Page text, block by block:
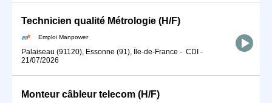
Technicien qualité Métrologie (H/F)
Emploi Manpower
Palaiseau (91120), Essonne (91), Île-de-France - CDI -
21/07/2026
Monteur câbleur telecom (H/F)